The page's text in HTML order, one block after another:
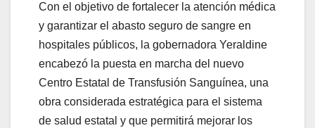
Con el objetivo de fortalecer la atención médica
y garantizar el abasto seguro de sangre en
hospitales públicos, la gobernadora Yeraldine
encabezó la puesta en marcha del nuevo
Centro Estatal de Transfusión Sanguínea, una
obra considerada estratégica para el sistema
de salud estatal y que permitirá mejorar los